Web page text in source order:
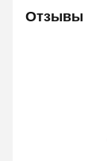
Отзывы